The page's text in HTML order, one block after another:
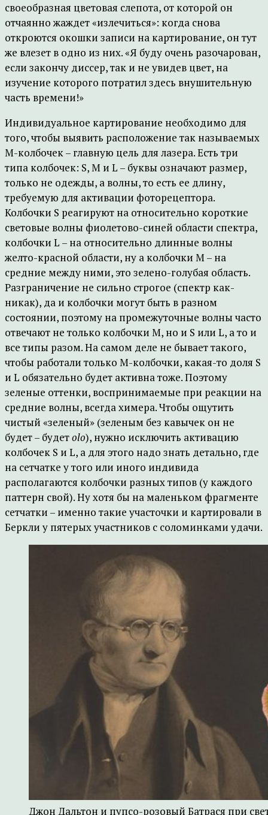
своеобразная цветовая слепота, от которой он
отчаянно жаждет «излечиться»: когда снова
откроются окошки записи на картирование, он тут
же влезет в одно из них. «Я буду очень разочарован,
если закончу диссер, так и не увидев цвет, на
изучение которого потратил здесь внушительную
часть времени!»
Индивидуальное картирование необходимо для
того, чтобы выявить расположение так называемых
M-колбочек – главную цель для лазера. Есть три
типа колбочек: S, M и L – буквы означают размер,
только не одежды, а волны, то есть ее длину,
требуемую для активации фоторецептора.
Колбочки S реагируют на относительно короткие
световые волны фиолетово-синей области спектра,
колбочки L – на относительно длинные волны
желто-красной области, ну а колбочки M – на
средние между ними, это зелено-голубая область.
Разграничение не сильно строгое (спектр как-
никак), да и колбочки могут быть в разном
состоянии, поэтому на промежуточные волны часто
отвечают не только колбочки M, но и S или L, а то и
все типы разом. На самом деле не бывает такого,
чтобы работали только M-колбочки, какая-то доля S
и L обязательно будет активна тоже. Поэтому
зеленые оттенки, воспринимаемые при реакции на
средние волны, всегда химера. Чтобы ощутить
чистый «зеленый» (зеленым без кавычек он не
будет – будетolo), нужно исключить активацию
колбочек S и L, а для этого надо знать детально, где
на сетчатке у того или иного индивида
располагаются колбочки разных типов (у каждого
паттерн свой). Ну хотя бы на маленьком фрагменте
сетчатки – именно такие участочки и картировали в
Беркли у пятерых участников с соломинками удачи.
Джон Дальтон и пупсо-розовый Батрася при